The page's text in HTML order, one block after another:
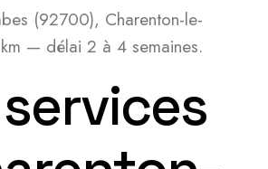
(92700), Charenton-le-
— délai 2 à 4 semaines.